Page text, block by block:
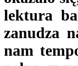
lektura
zanudza
nam